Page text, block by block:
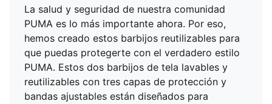
La salud y seguridad de nuestra comunidad
PUMA es lo más importante ahora. Por eso,
hemos creado estos barbijos reutilizables para
que puedas protegerte con el verdadero estilo
PUMA. Estos dos barbijos de tela lavables y
reutilizables con tres capas de protección y
bandas ajustables están diseñados para